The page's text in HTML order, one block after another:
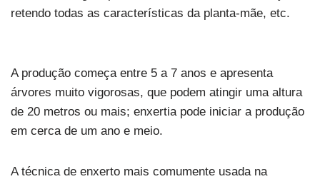
retendo todas as características da planta-mãe, etc.
A produção começa entre 5 a 7 anos e apresenta
árvores muito vigorosas, que podem atingir uma altura
de 20 metros ou mais; enxertia pode iniciar a produção
em cerca de um ano e meio.
A técnica de enxerto mais comumente usada na